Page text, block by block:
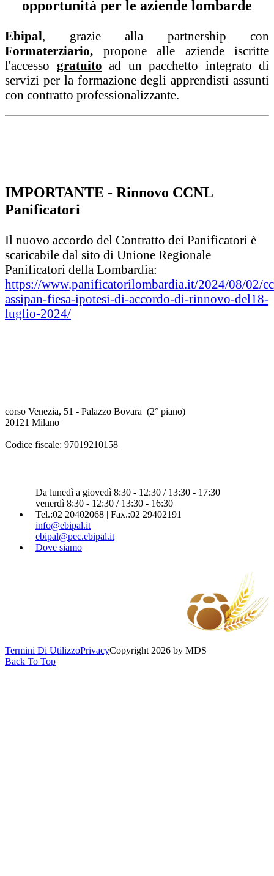
opportunità per le aziende lombarde
Ebipal, grazie alla partnership con
Formaterziario, propone alle aziende iscritte
l'accesso gratuito ad un pacchetto integrato di
servizi per la formazione degli apprendisti assunti
con contratto professionalizzante.
IMPORTANTE - Rinnovo CCNL
Panificatori
Il nuovo accordo del Contratto dei Panificatori è
scaricabile dal sito di Unione Regionale
Panificatori della Lombardia:
https://www.panificatorilombardia.it/2024/08/02/
assipan-fiesa-ipotesi-di-accordo-di-rinnovo-del18-
luglio-2024/
corso Venezia, 51 - Palazzo Bovara (2° piano)
20121 Milano
Codice fiscale: 97019210158
Da lunedì a giovedì 8:30 - 12:30 / 13:30 - 17:30
venerdì 8:30 - 12:30 / 13:30 - 16:30
Tel.:02 20402068 | Fax.:02 29402191
info@ebipal.it
ebipal@pec.ebipal.it
Dove siamo
Termini Di UtilizzoPrivacyCopyright 2026 by MDS
Back To Top